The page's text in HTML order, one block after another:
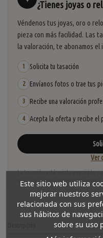
¿Tienes joyas o
Véndenos tus joyas, oro o
pieza con más facilidad. Las
la valoración, te abonamos
1 Solicita tu tasación
2 Envíanos fotos o trae tus
3 Recibe una valoración
4 Acepta la oferta y recibe el
Ver
La tasación está sujeta a revisión
No se descuenta
Este sitio web utiliza
mejorar nuestros
relacionada con sus
sus hábitos de
sobre su uso